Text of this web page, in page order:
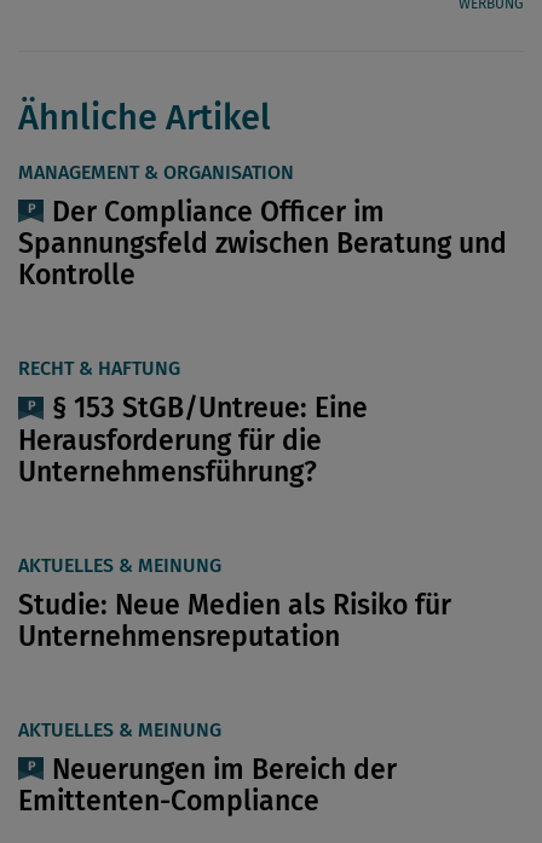
Ähnliche Artikel
MANAGEMENT & ORGANISATION
Der Compliance Officer im
Spannungsfeld zwischen Beratung und
Kontrolle
RECHT & HAFTUNG
§ 153 StGB/Untreue: Eine
Herausforderung für die
Unternehmensführung?
AKTUELLES & MEINUNG
Studie: Neue Medien als Risiko für
Unternehmensreputation
AKTUELLES & MEINUNG
Neuerungen im Bereich der
Emittenten-Compliance